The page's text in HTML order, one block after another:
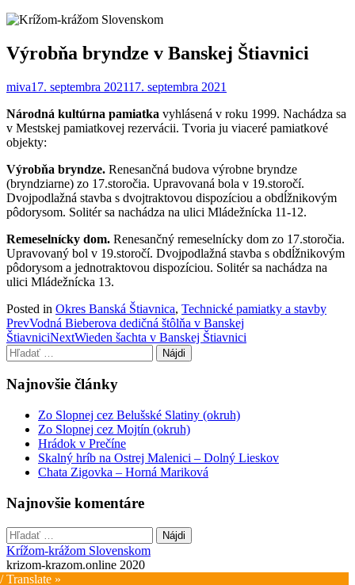
Výrobňa bryndze v Banskej Štiavnici
miva17. septembra 202117. septembra 2021
Národná kultúrna pamiatka vyhlásená v roku 1999. Nachádza sa
v Mestskej pamiatkovej rezervácii. Tvoria ju viaceré pamiatkové
objekty:
Výrobňa bryndze. Renesančná budova výrobne bryndze
(bryndziarne) zo 17.storočia. Upravovaná bola v 19.storočí.
Dvojpodlažná stavba s dvojtraktovou dispozíciou a obdĺžnikovým
pôdorysom. Solitér sa nachádza na ulici Mládežnícka 11-12.
Remeselnícky dom. Renesančný remeselnícky dom zo 17.storočia.
Upravovaný bol v 19.storočí. Dvojpodlažná stavba s obdĺžnikovým
pôdorysom a jednotraktovou dispozíciou. Solitér sa nachádza na
ulici Mládežnícka 13.
Posted in Okres Banská Štiavnica, Technické pamiatky a stavby
Post
navigation
PrevVodná Bieberova dedičná štôlňa v Banskej
ŠtiavniciNextWieden šachta v Banskej Štiavnici
Hľadať:
Najnovšie články
Zo Slopnej cez Belušské Slatiny (okruh)
Zo Slopnej cez Mojtín (okruh)
Hrádok v Prečíne
Skalný hríb na Ostrej Malenici – Dolný Lieskov
Chata Zigovka – Horná Mariková
Najnovšie komentáre
Hľadať:
Krížom-krážom Slovenskom
krizom-krazom.online 2020
Translate »